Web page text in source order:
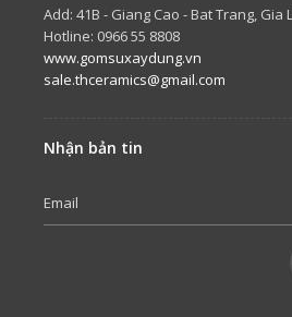
Add: 41B - Giang Cao - Bat Trang, Gia
Hotline: 0966 55 8808
www.gomsuxaydung.vn
sale.thceramics@gmail.com
Nhận bản tin